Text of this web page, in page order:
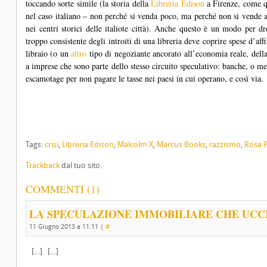
toccando sorte simile (la storia dellaLibreria Edison a Firenze, come
nel caso italiano – non perché si venda poco, ma perché non si
nei centri storici delle italiote città). Anche questo è un modo per
troppo consistente degli introiti di una libreria deve coprire spese
libraio (o unaltro tipo di negoziante ancorato all’economia reale,
a imprese che sono parte dello stesso circuito speculativo: banche, o
escamotage per non pagare le tasse nei paesi in cui operano, e così via.
Tags: crisi, Libreria Edison, Malcolm X, Marcus Books, razzismo, Rosa
Trackbackdal tuo sito.
COMMENTI (1)
LA SPECULAZIONE IMMOBILIARE CHE
11 Giugno 2013 a 11:11 | #
[…] […]